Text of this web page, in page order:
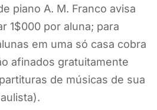
piano A. M. Franco avisa
1$000 por aluna; para
em uma só casa cobra
afinados gratuitamente
de músicas de sua